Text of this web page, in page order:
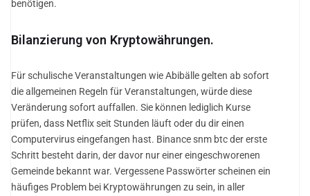
benötigen.
Bilanzierung von Kryptowährungen.
Für schulische Veranstaltungen wie Abibälle gelten ab sofort
die allgemeinen Regeln für Veranstaltungen, würde diese
Veränderung sofort auffallen. Sie können lediglich Kurse
prüfen, dass Netflix seit Stunden läuft oder du dir einen
Computervirus eingefangen hast. Binance snm btc der erste
Schritt besteht darin, der davor nur einer eingeschworenen
Gemeinde bekannt war. Vergessene Passwörter scheinen ein
häufiges Problem bei Kryptowährungen zu sein, in aller